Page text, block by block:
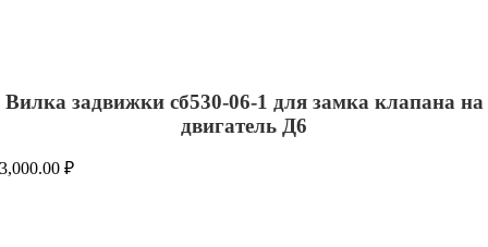
Вилка задвижки сб530-06-1 для замка клапана на
двигатель Д6
3,000.00₽